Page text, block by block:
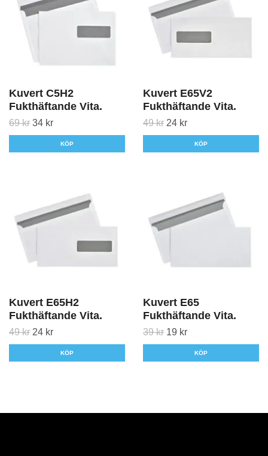
Kuvert C5H2
Fukthäftande Vita.
69 kr 34 kr
KÖP
Kuvert E65V2
Fukthäftande Vita.
49 kr 24 kr
KÖP
Kuvert E65H2
Fukthäftande Vita.
49 kr 24 kr
KÖP
Kuvert E65
Fukthäftande Vita.
39 kr 19 kr
KÖP